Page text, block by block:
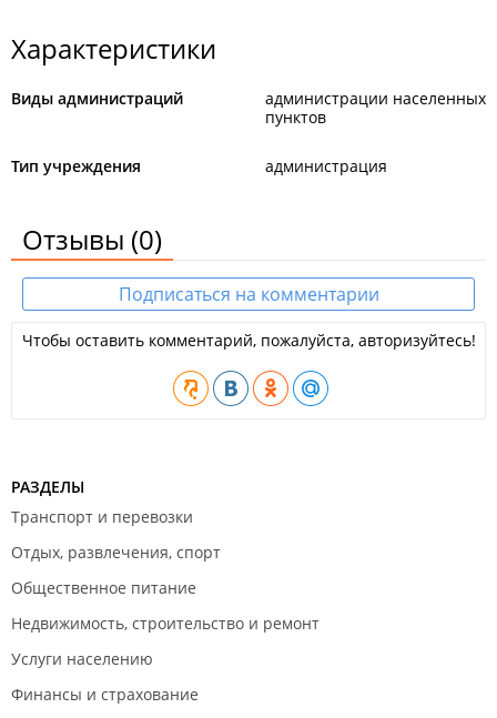
Характеристики
Виды администраций
администрации населенных
пунктов
Тип учреждения администрация
Отзывы (0)
Подписаться на комментарии
Чтобы оставить комментарий, пожалуйста, авторизуйтесь!
РАЗДЕЛЫ
Транспорт и перевозки
Отдых, развлечения, спорт
Общественное питание
Недвижимость, строительство и ремонт
Услуги населению
Финансы и страхование